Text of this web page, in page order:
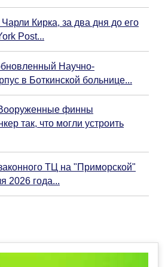
Кирка, за два дня до его
Post...
Научно-
в Боткинской больнице...
финны
так, что могли устроить
ТЦ на "Приморской"
2026 года...